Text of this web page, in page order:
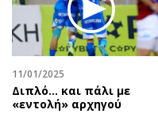
Εικαστικά
Βιβλίο
Χειρόγραφα
11/01/2025
Διπλό... και πάλι με
«εντολή» αρχηγού